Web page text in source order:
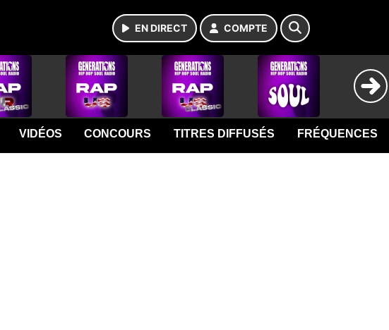
EN DIRECT COMPTE
VIDÉOS CONCOURS TITRES DIFFUSÉS FRÉQUENCES